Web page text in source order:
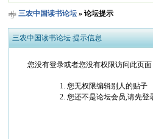
三农中国读书论坛 » 论坛提示
三农中国读书论坛 提示信息
您没有登录或者您没有权限访问此页
您无权限编辑别人的贴子
您还不是论坛会员,请先登